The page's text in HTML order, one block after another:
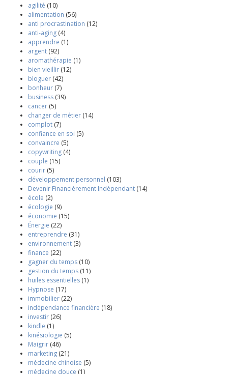
agilité (10)
alimentation (56)
anti procrastination (12)
anti-aging (4)
apprendre (1)
argent (92)
aromathérapie (1)
bien vieillir (12)
bloguer (42)
bonheur (7)
business (39)
cancer (5)
changer de métier (14)
complot (7)
confiance en soi (5)
convaincre (5)
copywriting (4)
couple (15)
courir (5)
développement personnel (103)
Devenir Financièrement Indépendant (14)
école (2)
écologie (9)
économie (15)
Énergie (22)
entreprendre (31)
environnement (3)
finance (22)
gagner du temps (10)
gestion du temps (11)
huiles essentielles (1)
Hypnose (17)
immobilier (22)
indépendance financière (18)
investir (26)
kindle (1)
kinésiologie (5)
Maigrir (46)
marketing (21)
médecine chinoise (5)
médecine douce (1)